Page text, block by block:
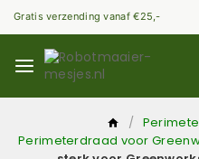
Gratis verzending vanaf €25,-
/
Perimeterdraad voor